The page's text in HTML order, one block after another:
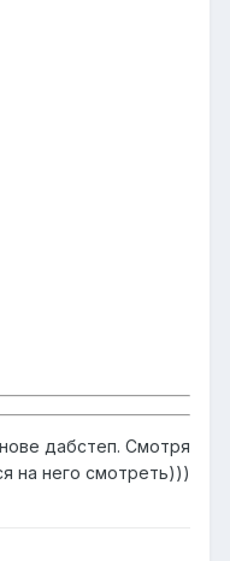
дабстеп. Смотря
на него смотреть)))